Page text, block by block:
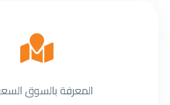
المعرفة بالسوق